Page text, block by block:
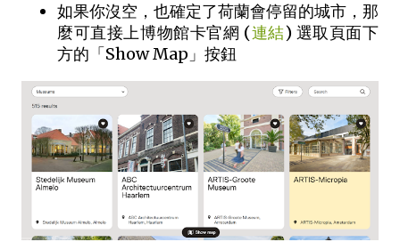
如果你沒空，也確定了荷蘭會停留的城市，那
麼可直接上博物館卡官網 (連結) 選取頁面下
方的「Show Map」按鈕